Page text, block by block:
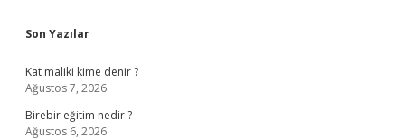
Sidebar
Son Yazılar
Kat maliki kime denir ?
Ağustos 7, 2026
Birebir eğitim nedir ?
Ağustos 6, 2026